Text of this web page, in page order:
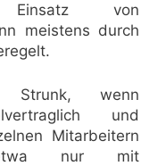
Einsatz von
meistens durch
wenn
und
Mitarbeitern
nur mit